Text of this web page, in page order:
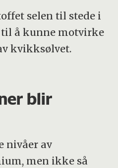
selen til stede i
å kunne motvirke
kvikksølvet.
blir
nivåer av
men ikke så